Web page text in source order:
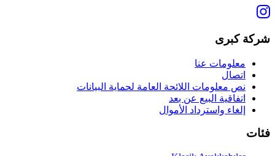
شركة كبرى
معلومات عنا
اتصال
نص معلومات اللائحة العامة لحماية البيانات
اتفاقية البيع عن بعد
إلغاء واسترداد الأموال
فئات